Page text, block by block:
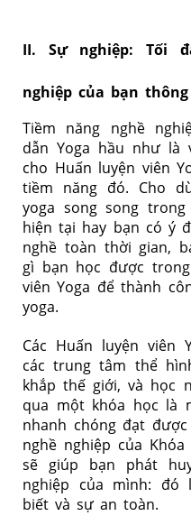
II. Sự nghiệp: Tối
nghiệp của bạn thông
Tiềm năng nghề
dẫn Yoga hầu như là
cho Huấn luyện viên
tiềm năng đó. Cho
yoga song song
hiện tại hay bạn có ý
nghề toàn thời gian,
gì bạn học được
viên Yoga để thành
yoga.
Các Huấn luyện viên
các trung tâm thể
khắp thế giới, và học
qua một khóa học là
nhanh chóng đạt
nghề nghiệp của
sẽ giúp bạn phát
nghiệp của mình: đó
biết và sự an toàn.